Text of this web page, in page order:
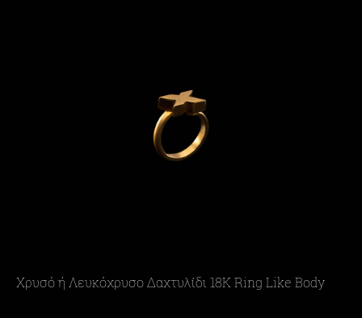
Χρυσό ή Λευκόχρυσο Δαχτυλίδι 18Κ Ring Like Body